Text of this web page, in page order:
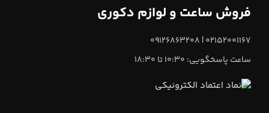
فروش ساعت و لوازم دکوری
02152001167 | 09126863208
ساعت پاسخگویی: 10:30 تا 18:30